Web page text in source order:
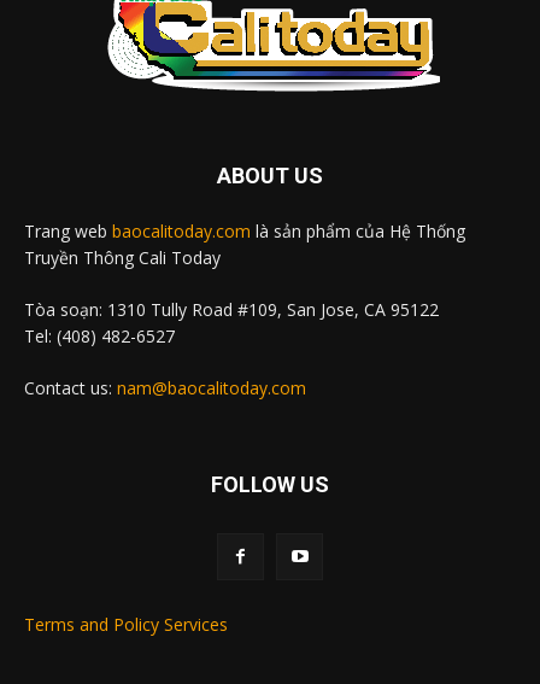
ABOUT US
Trang web baocalitoday.com là sản phẩm của Hệ Thống
Truyền Thông Cali Today
Tòa soạn: 1310 Tully Road #109, San Jose, CA 95122
Tel: (408) 482-6527
Contact us: nam@baocalitoday.com
FOLLOW US
Terms and Policy Services